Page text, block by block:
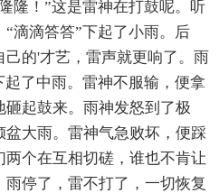
隆！”这是雷神在打鼓呢。听
滴滴答答”下起了小雨。后
的'才艺，雷声就更响了。雨
了中雨。雷神不服输，便拿
起鼓来。雨神发怒到了极
盆大雨。雷神气急败坏，便踩
个在互相切磋，谁也不肯让
停了，雷不打了，一切恢复